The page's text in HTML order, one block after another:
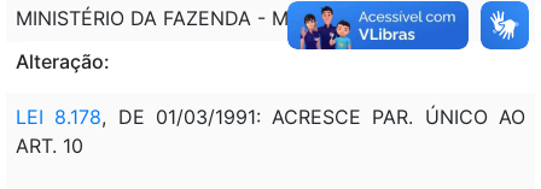
MINISTÉRIO DA FAZENDA - MF
Alteração:
LEI 8.178, DE 01/03/1991: ACRESCE PAR. ÚNICO AO
ART. 10